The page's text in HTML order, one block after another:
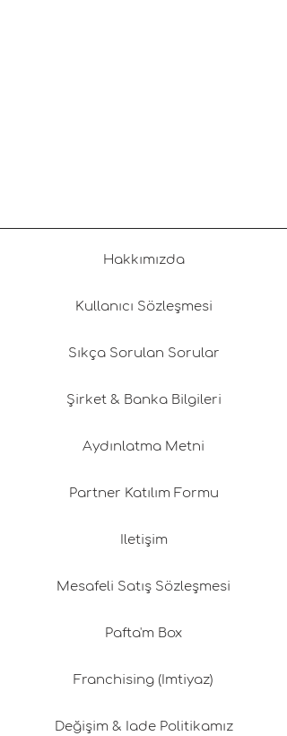
Hakkımızda
Kullanıcı Sözleşmesi
Sıkça Sorulan Sorular
Şirket & Banka Bilgileri
Aydınlatma Metni
Partner Katılım Formu
İletişim
Mesafeli Satış Sözleşmesi
Pafta'm Box
Franchising (İmtiyaz)
Değişim & İade Politikamız